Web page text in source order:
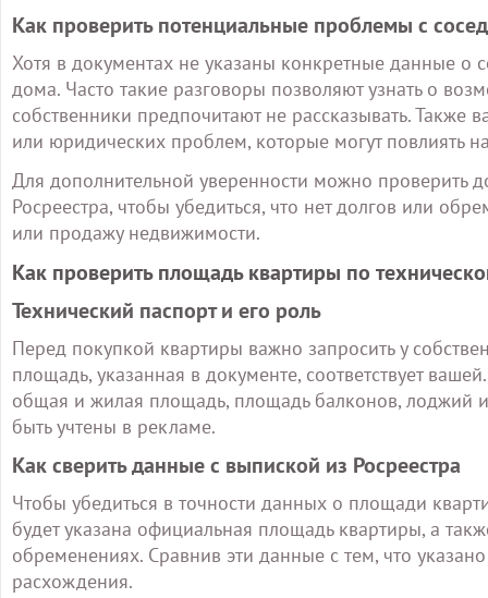
Как проверить потенциальные проблемы с
Хотя в документах не указаны конкретные данные о
дома. Часто такие разговоры позволяют узнать о
собственники предпочитают не рассказывать.
или юридических проблем, которые могут повлиять
Для дополнительной уверенности можно проверить
Росреестра, чтобы убедиться, что нет долгов или
или продажу недвижимости.
Как проверить площадь квартиры по
Технический паспорт и его роль
Перед покупкой квартиры важно запросить у
площадь, указанная в документе, соответствует
общая и жилая площадь, площадь балконов, лоджий
быть учтены в рекламе.
Как сверить данные с выпиской из Росреестра
Чтобы убедиться в точности данных о площади
будет указана официальная площадь квартиры, а
обременениях. Сравнив эти данные с тем, что
расхождения.